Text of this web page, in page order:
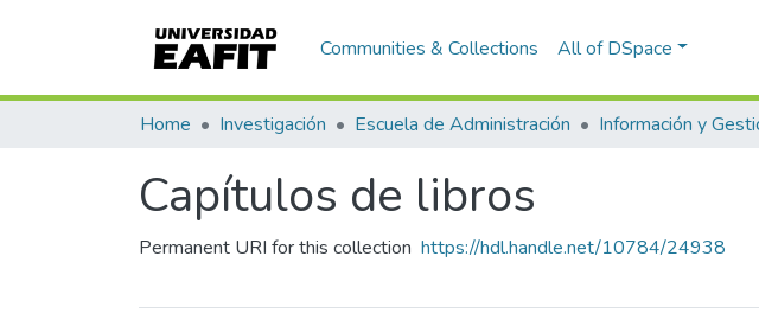
Communities & Collections All of DSpace
Home Investigación Escuela de Administración Información y
Capítulos de libros
Permanent URI for this collection https://hdl.handle.net/10784/24938